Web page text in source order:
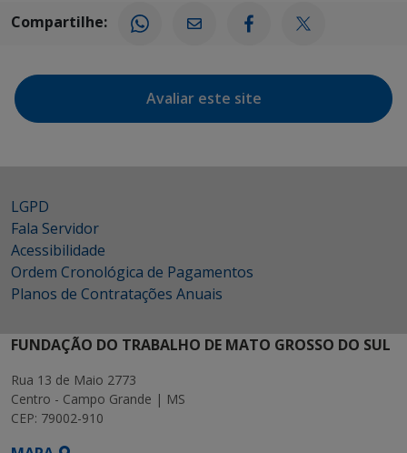
Compartilhe:
Avaliar este site
LGPD
Fala Servidor
Acessibilidade
Ordem Cronológica de Pagamentos
Planos de Contratações Anuais
FUNDAÇÃO DO TRABALHO DE MATO GROSSO DO SUL
Rua 13 de Maio 2773
Centro - Campo Grande | MS
CEP: 79002-910